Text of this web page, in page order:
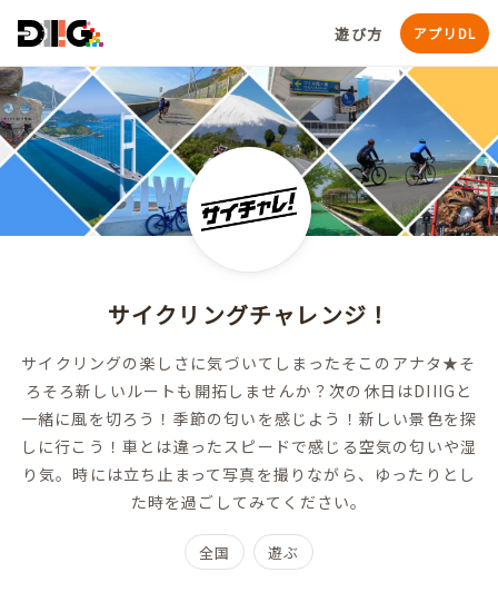
遊び方 アプリDL
サイクリングチャレンジ！
サイクリングの楽しさに気づいてしまったそこのアナタ★そ
ろそろ新しいルートも開拓しませんか？次の休日はDIIIGと
一緒に風を切ろう！季節の匂いを感じよう！新しい景色を探
しに行こう！車とは違ったスピードで感じる空気の匂いや湿
り気。時には立ち止まって写真を撮りながら、ゆったりとし
た時を過ごしてみてください。
全国 遊ぶ